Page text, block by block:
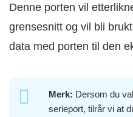
Denne porten vil
grensesnitt og vil bli
data med porten til den
Merk: Dersom du
serieport, tilrår vi at